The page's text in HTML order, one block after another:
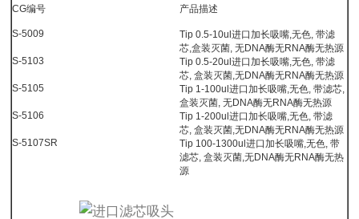
CG编号 产品描述
S-5009
Tip 0.5-10ul进口加长吸嘴,无色, 带滤
芯,盒装灭菌, 无DNA酶无RNA酶无热源
S-5103
Tip 0.5-20ul进口加长吸嘴,无色, 带滤
芯, 盒装灭菌,无DNA酶无RNA酶无热源
S-5105
Tip 1-100ul进口加长吸嘴,无色, 带滤芯,
盒装灭菌, 无DNA酶无RNA酶无热源
S-5106
Tip 1-200ul进口加长吸嘴,无色, 带滤
芯, 盒装灭菌,无DNA酶无RNA酶无热源
S-5107SR
Tip 100-1300ul进口加长吸嘴,无色, 带
滤芯, 盒装灭菌,无DNA酶无RNA酶无热
源